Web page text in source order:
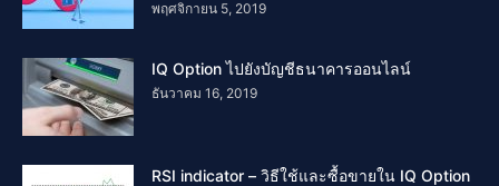
พฤศจิกายน 5, 2019
IQ Option ไปยังบัญชีธนาคารออนไลน์
ธันวาคม 16, 2019
RSI indicator – วิธีใช้และซื้อขายใน IQ Option